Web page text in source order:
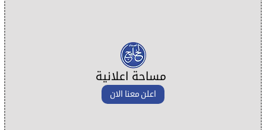
مساحة اعلانية
اعلن معنا الان